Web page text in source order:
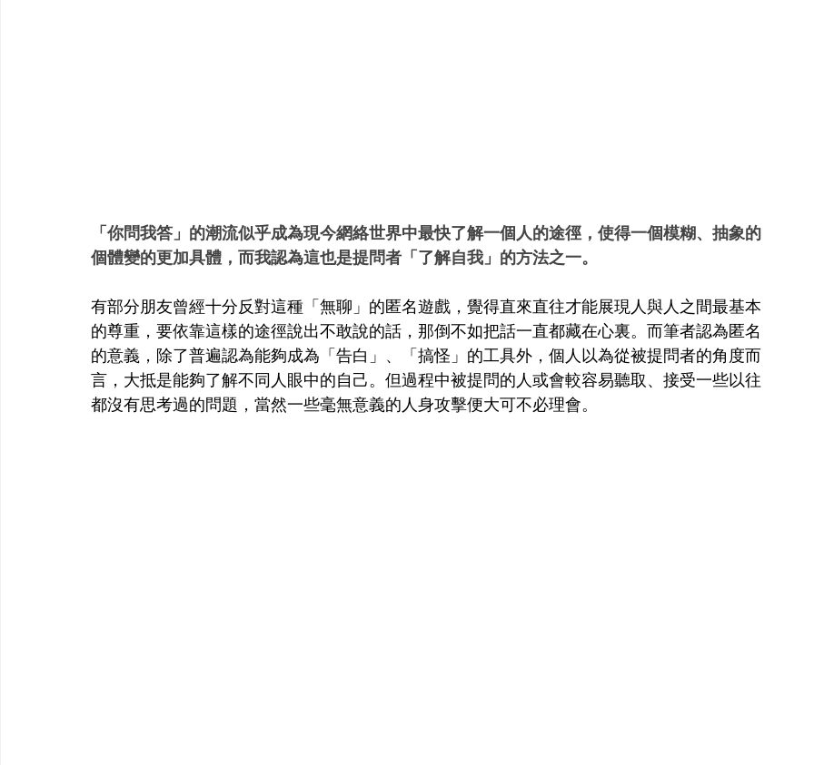
「你問我答」的潮流似乎成為現今網絡世界中最快了解一個人的途徑，使得一個模糊、抽象的
個體變的更加具體，而我認為這也是提問者「了解自我」的方法之一。
有部分朋友曾經十分反對這種「無聊」的匿名遊戲，覺得直來直往才能展現人與人之間最基本
的尊重，要依靠這樣的途徑說出不敢說的話，那倒不如把話一直都藏在心裏。而筆者認為匿名
的意義，除了普遍認為能夠成為「告白」、「搞怪」的工具外，個人以為從被提問者的角度而
言，大抵是能夠了解不同人眼中的自己。但過程中被提問的人或會較容易聽取、接受一些以往
都沒有思考過的問題，當然一些毫無意義的人身攻擊便大可不必理會。